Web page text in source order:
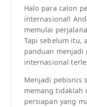
Halo para calon
internasional!
memulai
Tapi sebelum itu,
panduan menjadi
internasional
Menjadi pebisnis
memang tidaklah
persiapan yang